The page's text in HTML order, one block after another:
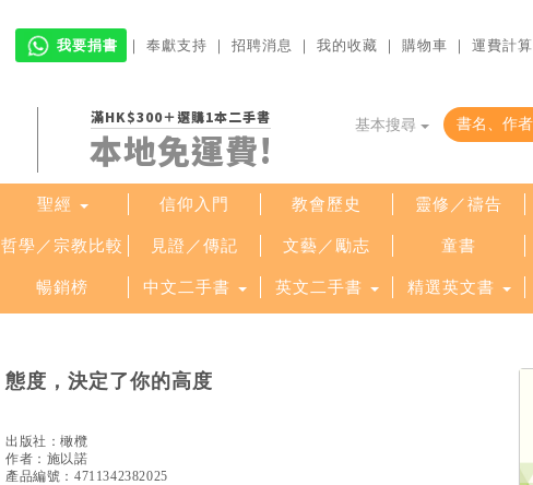
我要捐書 ｜ 奉獻支持 ｜ 招聘消息 ｜ 我的收藏 ｜ 購物車 ｜ 運費計算
滿HK$300＋選購1本二手書
本地免運費!
基本搜尋
聖經 信仰入門 教會歷史 靈修／禱告
哲學／宗教比較 見證／傳記 文藝／勵志 童書
暢銷榜 中文二手書 英文二手書 精選英文書
態度，決定了你的高度
出版社：橄欖
作者： 施以諾
產品編號： 4711342382025